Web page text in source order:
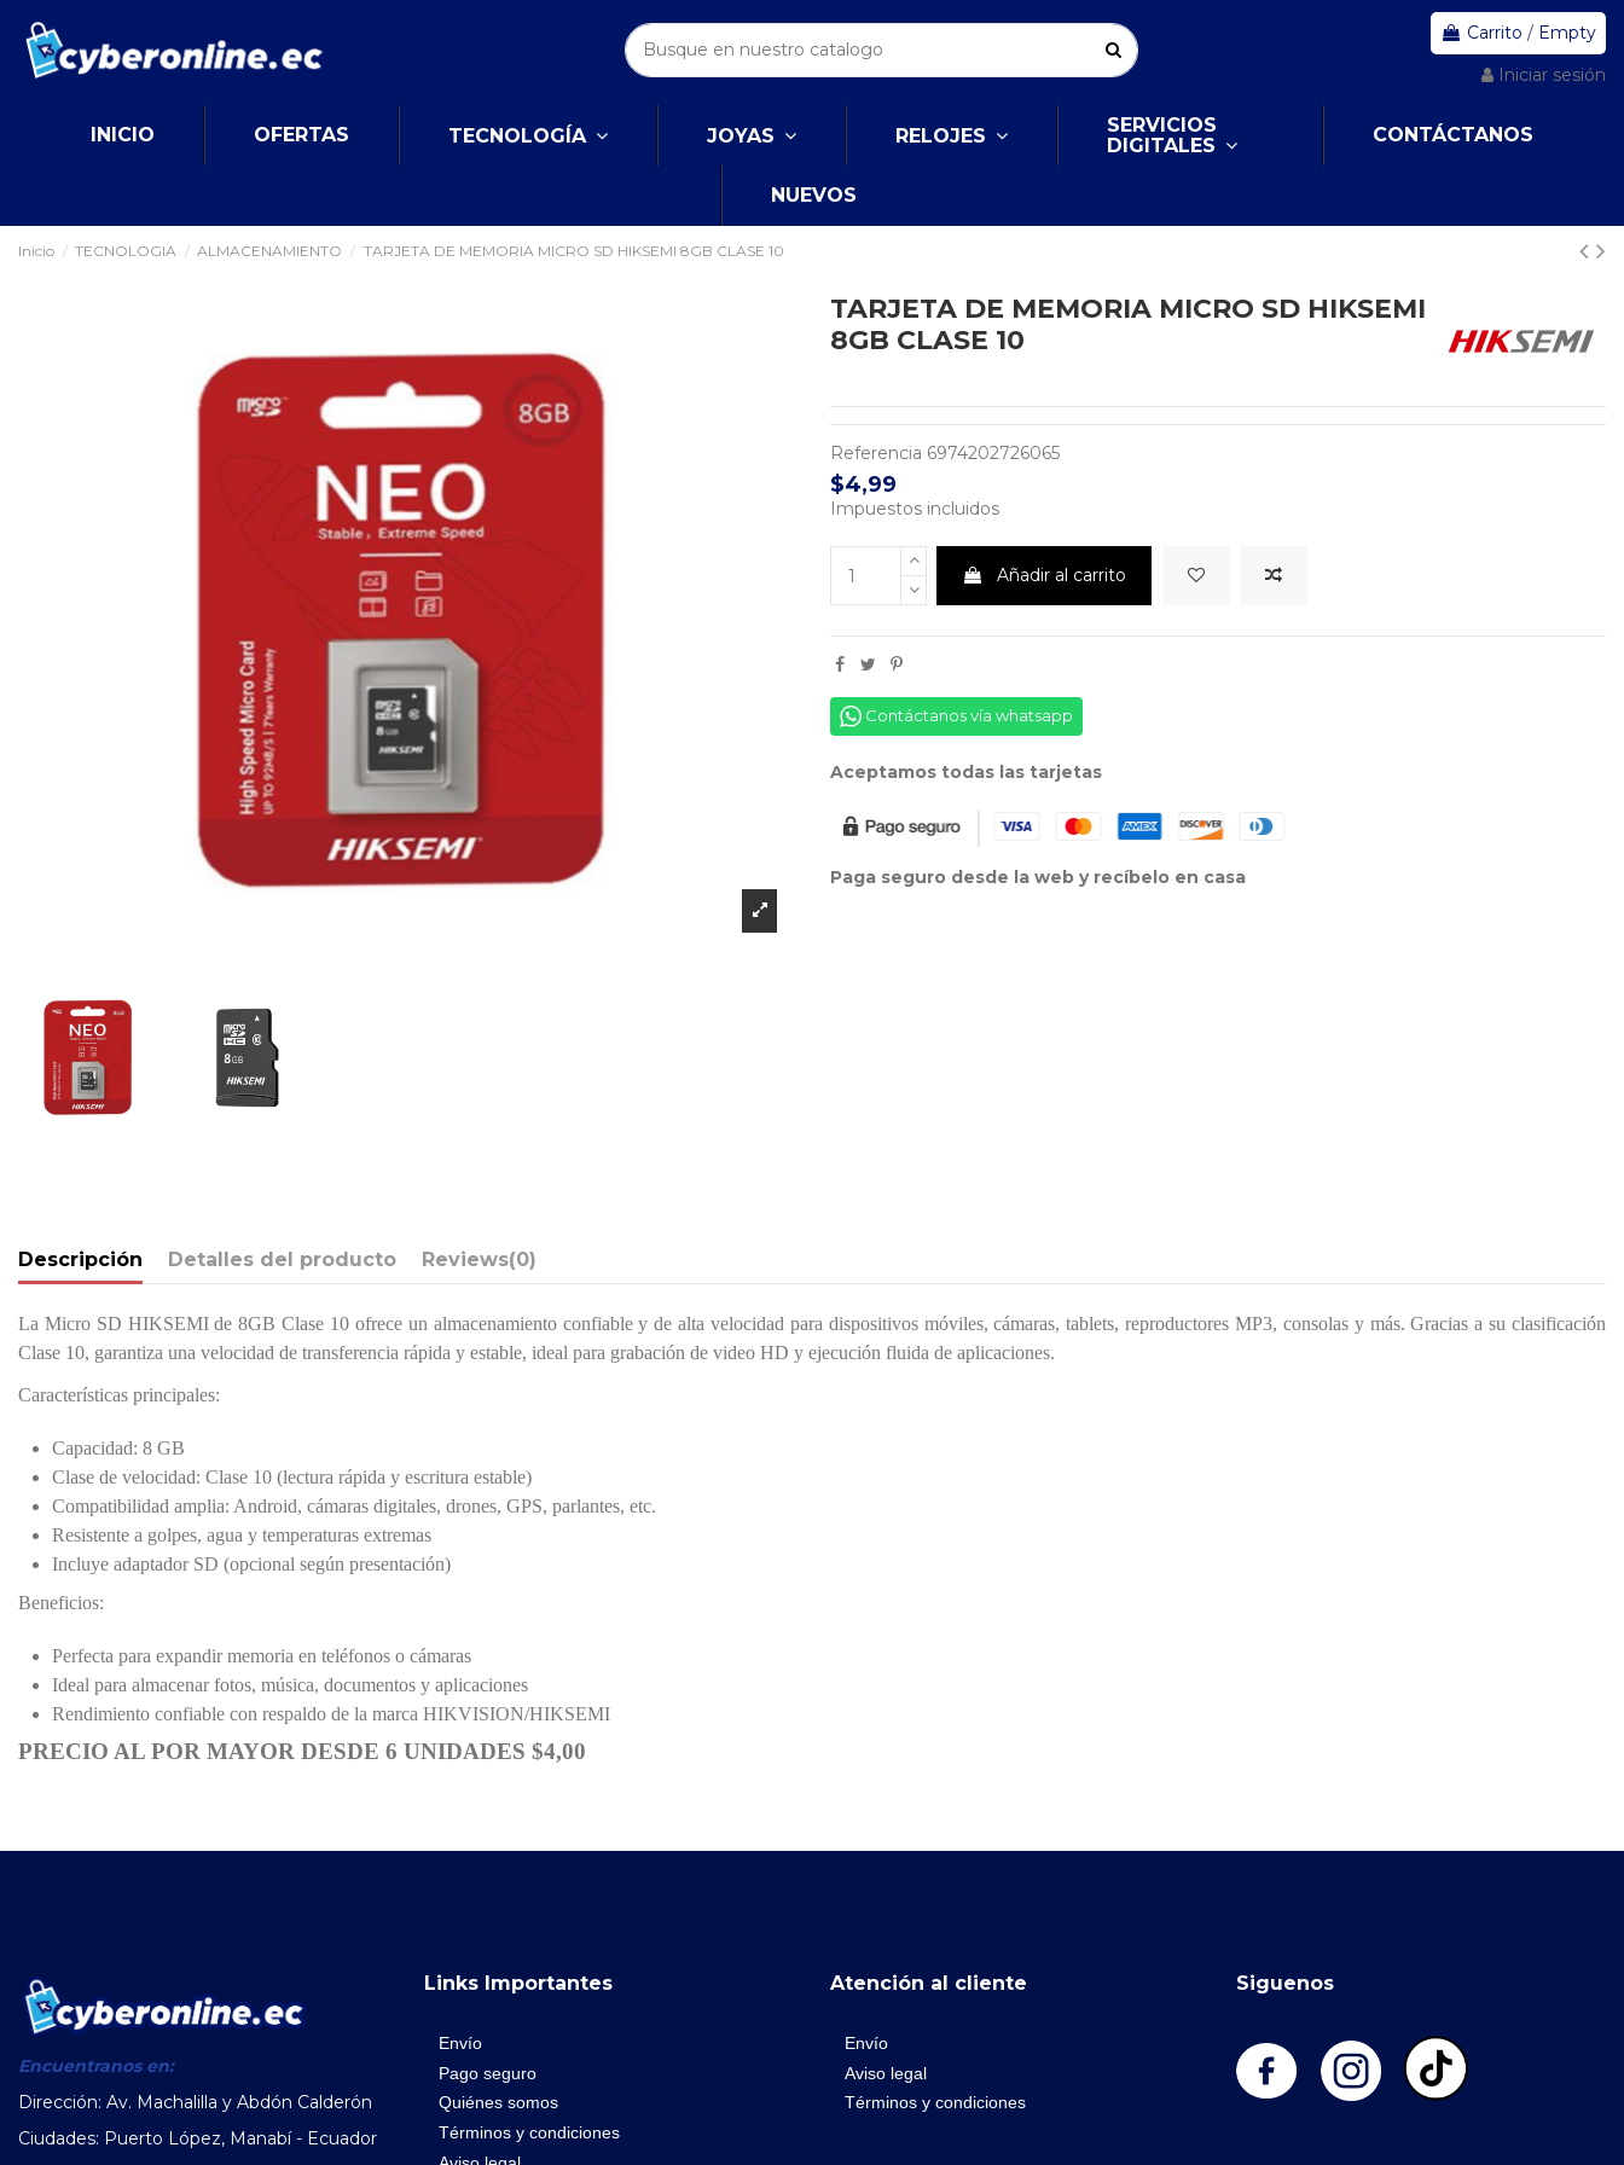
Carrito / Empty
Iniciar sesión
INICIO OFERTAS TECNOLOGÍA JOYAS RELOJES
SERVICIOS
DIGITALES
CONTÁCTANOS
NUEVOS
Inicio TECNOLOGIA ALMACENAMIENTO TARJETA DE MEMORIA MICRO SD HIKSEMI 8GB CLASE 10
TARJETA DE MEMORIA MICRO SD HIKSEMI
8GB CLASE 10
Referencia 6974202726065
$4,99
Impuestos incluidos
Añadir al carrito
Contáctanos vía whatsapp
Aceptamos todas las tarjetas
Paga seguro desde la web y recíbelo en casa
Descripción Detalles del producto Reviews(0)
La Micro SD HIKSEMI de 8GB Clase 10 ofrece un almacenamiento confiable y de alta velocidad para dispositivos móviles, cámaras, tablets, reproductores MP3, consolas y más. Gracias a su clasificación
Clase 10, garantiza una velocidad de transferencia rápida y estable, ideal para grabación de video HD y ejecución fluida de aplicaciones.
Características principales:
Capacidad: 8 GB
Clase de velocidad: Clase 10 (lectura rápida y escritura estable)
Compatibilidad amplia: Android, cámaras digitales, drones, GPS, parlantes, etc.
Resistente a golpes, agua y temperaturas extremas
Incluye adaptador SD (opcional según presentación)
Beneficios:
Perfecta para expandir memoria en teléfonos o cámaras
Ideal para almacenar fotos, música, documentos y aplicaciones
Rendimiento confiable con respaldo de la marca HIKVISION/HIKSEMI
PRECIO AL POR MAYOR DESDE 6 UNIDADES $4,00
Encuentranos en:
Dirección: Av. Machalilla y Abdón Calderón
Ciudades: Puerto López, Manabí - Ecuador
Links Importantes
Envío
Pago seguro
Quiénes somos
Términos y condiciones
Atención al cliente
Envío
Aviso legal
Términos y condiciones
Siguenos